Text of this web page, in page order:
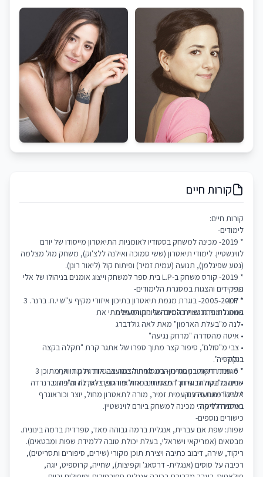
קורות חיים
קורות חיים:
לימודים-
* 2019- מכינה למשחק בסטודיו לאומניות התיאטרון מייסודו של יורם
לווינשטיין. לימודי תיאטרון (ששי סמוכה ואילנה ללצ'וק), משחק מול מצלמה
(נטע שפיגלמן), תנועה (עמית זמיר) ופיתוח קול (ליאור רונן).
* 2019- קורס משחק ב-L.P בית ספר למשחק וייצוג אומנים בניהולו של אלי
פרי.
* 2005-2007- בוגרת מגמת תיאטרון בתיכון איזורי מקיף ע"ש י.ח. ברנר. 3
שנות לימוד גדושות בלמידה עיונית ומעשית.
תפקידים והצגות במסגרת הלימודים-
* L.P-
במסגרת פרזנטציית הסיום של הקורס גילמתי את
•לנה מ"בעלת הארמון" מאת לאה גולדברג
• איטה מהסדרה "מרחק נגיעה"
• צבי מ"סולם", סיפור קצר מתוך ספרו של אתגר קרת "תקלה בקצה
בגלקסיה".
* מגמת התיאטרון בתיכון- במסגרת הצגות הבגרות גילמתי את
• חיה מ"בטולות שידוך" מאת חנה אזולאי הספרי •אדלה מ"בית ברנרדה
אלבה" מאת פדריקו
גארסיה לורקה.
ריקוד-
* 6 שנות ריקוד במסגרת החוג למחול במועצה אזורית גן רווה, מתוכן 3
שנים בלהקה הבוגרת. התנסיתי במחול מודרני, בלט, ג'ז והיפהופ.
* שיעורי תנועה עם עמית זמיר, מורה לתאטרון מחול, יוצר וכוראוגרף
במסגרת לימודי מכינה למשחק ביורם לוינשטיין.
כישורים נוספים-
שפות: שפת אם עברית, אנגלית ברמה גבוהה מאד, ספרדית ברמה בינונית.
מבטאים (אמריקאי וישראלי, בעלת יכולת טובה ללמידת שפות ומבטאים).
ריקוד, שירה, דיבוב כתיבה ויצירת תוכן מקורי (שירים, סיפורים ותסריטים),
רכיבה על סוסים (אנגלית- דרסאג' וקפיצות), שחייה, קרוספיט, יוגה,